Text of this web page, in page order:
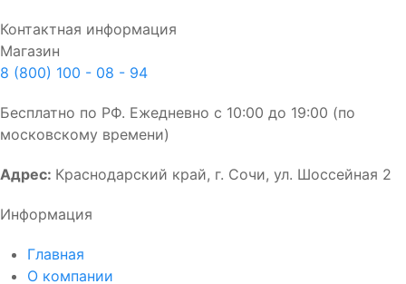
Контактная информация
Магазин
8 (800) 100 - 08 - 94
Бесплатно по РФ. Ежедневно с 10:00 до 19:00 (по
московскому времени)
Адрес: Краснодарский край, г. Сочи, ул. Шоссейная 2
Информация
Главная
О компании